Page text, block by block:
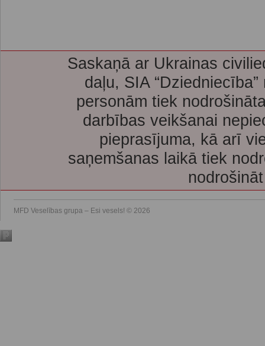
Saskaņā ar Ukrainas
daļu, SIA
personām tiek
darbības veikšanai
pieprasījuma, kā arī
saņemšanas laikā tiek
MFD Veselības grupa – Esi vesels! © 2026